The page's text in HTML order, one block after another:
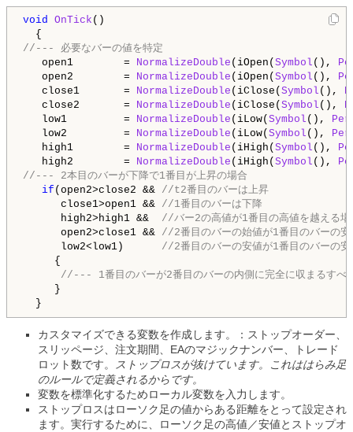
void OnTick ()
//--- 必要なバーの値を特定
open1        = NormalizeDouble (iOpen( Symbol (),
open2        = NormalizeDouble (iOpen( Symbol (),
close1       = NormalizeDouble (iClose( Symbol (),
close2       = NormalizeDouble (iClose( Symbol (),
low1         = NormalizeDouble (iLow( Symbol (),
low2         = NormalizeDouble (iLow( Symbol (),
high1        = NormalizeDouble (iHigh( Symbol (),
high2        = NormalizeDouble (iHigh( Symbol (),
//--- 2本目のバーが下降で1番目が上昇の場合
if (open2>close2 && //t2番目のバーは上昇
close1>open1 && //1番目のバーは下降
high2>high1 && //バー2の高値が1番目の高値を越える場
open2>close1 && //2番目のバーの始値が1番目のバーの安
low2<low1) //2番目のバーの安値が1番目のバーの安
{
//--- 1番目のバーが2番目のバーの内側に完全に収まるすべ
}
}
カスタマイズできる変数を作成します。：ストップオーダー、
スリッページ、注文期間、EAのマジックナンバー、トレード
ロット数です。 ストップロスが抜けています。これははらみ足
のルールで定義されるからです。
変数を標準化するためローカル変数を入力します。
ストップロスはローソク足の値からある距離をとって設定され
ます。実行するために、ローソク足の高値／安値とストップオ